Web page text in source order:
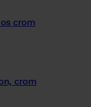
crom
crom